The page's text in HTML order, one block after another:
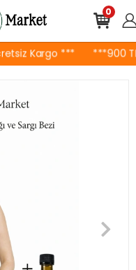
Kargo *** ***900
0